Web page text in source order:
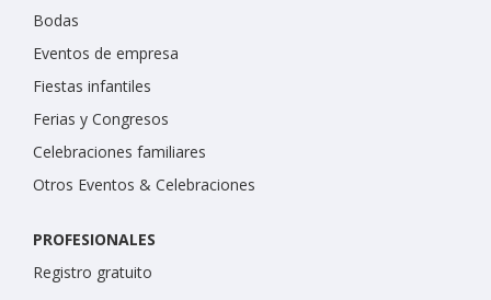
Bodas
Eventos de empresa
Fiestas infantiles
Ferias y Congresos
Celebraciones familiares
Otros Eventos & Celebraciones
PROFESIONALES
Registro gratuito